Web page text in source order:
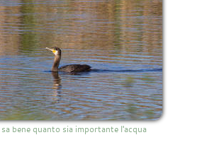
bene quanto sia importante l'acqua